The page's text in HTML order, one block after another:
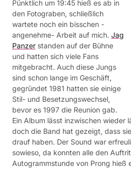
Pünktlich um 19:45 hieß es ab in
den Fotograben, schließlich
wartete noch ein bisschen -
angenehme- Arbeit auf mich. Jag
Panzer standen auf der Bühne
und hatten sich viele Fans
mitgebracht. Auch diese Jungs
sind schon lange im Geschäft,
gegründet 1981 hatten sie einige
Stil- und Besetzungswechsel,
bevor es 1997 die Reunion gab.
Ein Album lässt inzwischen wieder
doch die Band hat gezeigt, dass
drauf haben. Der Sound war
sowieso, da konnten alle den
Autogrammstunde von Prong hieß